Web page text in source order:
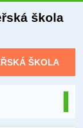
škola
ŠKOLA